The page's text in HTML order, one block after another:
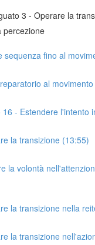
3 - Operare la
percezione
sequenza fino al
al
16 - Estendere l'intento
la transizione (13:55)
la volontà
la transizione nella
la transizione